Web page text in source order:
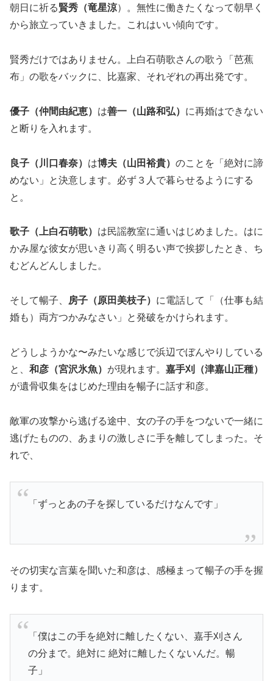
朝日に祈る賢秀（竜星涼）。無性に働きたくなって朝早く
から旅立っていきました。これはいい傾向です。
賢秀だけではありません。上白石萌歌さんの歌う「芭蕉
布」の歌をバックに、比嘉家、それぞれの再出発です。
優子（仲間由紀恵） は善一（山路和弘） に再婚はできない
と断りを入れます。
良子（川口春奈） は博夫（山田裕貴） のことを「絶対に諦
めない」と決意します。必ず３人で暮らせるようにする
と。
歌子（上白石萌歌） は民謡教室に通いはじめました。はに
かみ屋な彼女が思いきり高く明るい声で挨拶したとき、ち
むどんどんしました。
そして暢子、 房子（原田美枝子） に電話して「（仕事も結
婚も）両方つかみなさい」と発破をかけられます。
どうしようかな〜みたいな感じで浜辺でぼんやりしている
と、 和彦（宮沢氷魚） が現れます。 嘉手刈（津嘉山正種）
が遺骨収集をはじめた理由を暢子に話す和彦。
敵軍の攻撃から逃げる途中、女の子の手をつないで一緒に
逃げたものの、あまりの激しさに手を離してしまった。そ
れで、
「ずっとあの子を探しているだけなんです」
その切実な言葉を聞いた和彦は、感極まって暢子の手を握
ります。
「僕はこの手を絶対に離したくない、嘉手刈さん
の分まで。絶対に 絶対に離したくないんだ。暢
子」